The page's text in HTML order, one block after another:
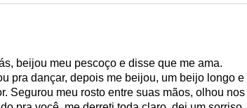
beijou meu pescoço e disse que me ama.
pra dançar, depois me beijou, um beijo longo e
Segurou meu rosto entre suas mãos, olhou nos